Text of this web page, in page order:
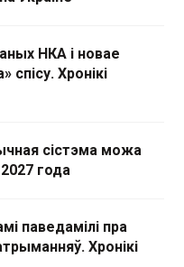
НКА і новае
спісу. Хронікі
сістэма можа
года
паведамілі пра
Хронікі